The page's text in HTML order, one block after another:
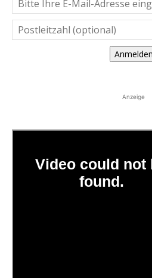
Anmelden
Anzeige